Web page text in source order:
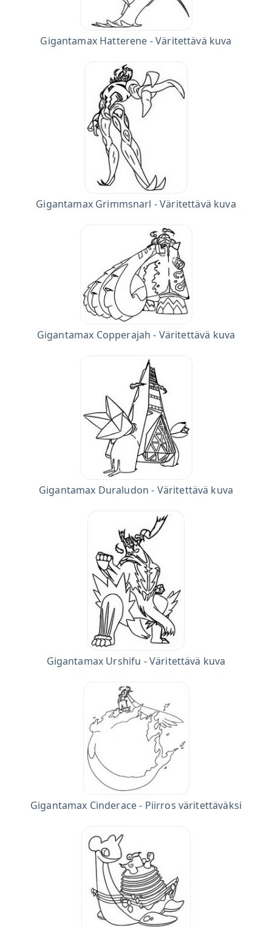
Gigantamax Hatterene - Väritettävä kuva
Gigantamax Grimmsnarl - Väritettävä kuva
Gigantamax Copperajah - Väritettävä kuva
Gigantamax Duraludon - Väritettävä kuva
Gigantamax Urshifu - Väritettävä kuva
Gigantamax Cinderace - Piirros väritettäväksi